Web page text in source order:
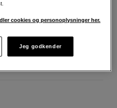
cookies og personoplysninger her.
Jeg godkender